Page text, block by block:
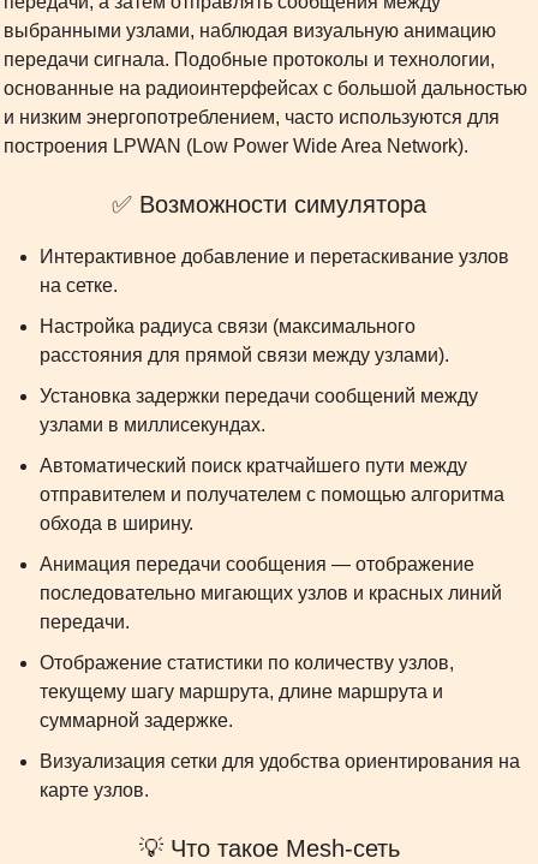
выбранными узлами, наблюдая визуальную анимацию
передачи сигнала. Подобные протоколы и технологии,
основанные на радиоинтерфейсах с большой дальностью
и низким энергопотреблением, часто используются для
построения LPWAN (Low Power Wide Area Network).
✅ Возможности симулятора
Интерактивное добавление и перетаскивание узлов
на сетке.
Настройка радиуса связи (максимального
расстояния для прямой связи между узлами).
Установка задержки передачи сообщений между
узлами в миллисекундах.
Автоматический поиск кратчайшего пути между
отправителем и получателем с помощью алгоритма
обхода в ширину.
Анимация передачи сообщения — отображение
последовательно мигающих узлов и красных линий
передачи.
Отображение статистики по количеству узлов,
текущему шагу маршрута, длине маршрута и
суммарной задержке.
Визуализация сетки для удобства ориентирования на
карте узлов.
💡 Что такое Mesh-сеть